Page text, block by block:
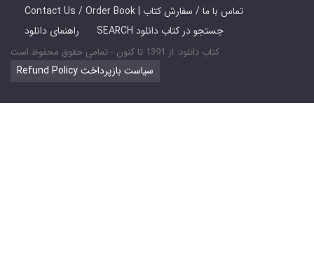
Contact Us / Order Book | تماس با ما / سفارش کتاب
راهنمای دانلود
SEARCH جستجو در کتاب دانلود
کتاب دانلود: از 1391 تا کنون - تمامی حقوق محفوظ است
Refund Policy سیاست بازپرداخت